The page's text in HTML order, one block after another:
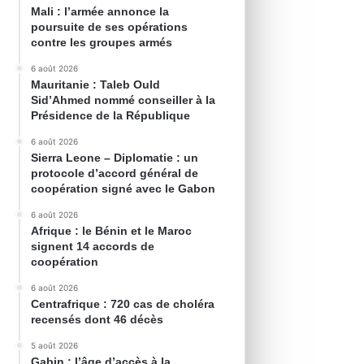
Mali : l’armée annonce la
poursuite de ses opérations
contre les groupes armés
6 août 2026
Mauritanie : Taleb Ould
Sid’Ahmed nommé conseiller à la
Présidence de la République
6 août 2026
Sierra Leone – Diplomatie : un
protocole d’accord général de
coopération signé avec le Gabon
6 août 2026
Afrique : le Bénin et le Maroc
signent 14 accords de
coopération
6 août 2026
Centrafrique : 720 cas de choléra
recensés dont 46 décès
5 août 2026